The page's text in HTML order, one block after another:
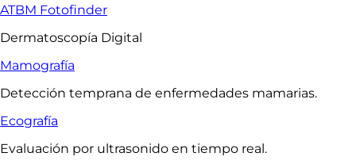
ATBM Fotofinder
Dermatoscopía Digital
Mamografía
Detección temprana de enfermedades mamarias.
Ecografía
Evaluación por ultrasonido en tiempo real.